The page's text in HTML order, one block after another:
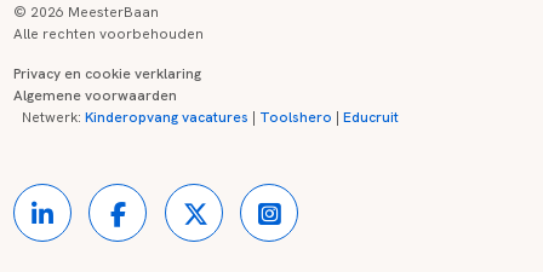
Kinderopvang
Zij-instroom informatie
Onderwijsregio's
Registreren
Contact
Onderwijs links
Partners
© 2026 MeesterBaan
Alle rechten voorbehouden
Privacy en cookie verklaring
Algemene voorwaarden
Netwerk:Kinderopvang vacatures | Toolshero |Educruit